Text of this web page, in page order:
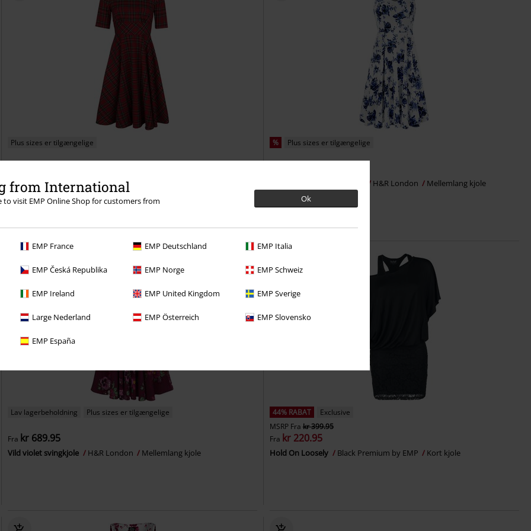
from International
to visit EMP Online Shop for customers from Ok
EMP France EMP Deutschland EMP Italia
EMP Česká Republika EMP Norge EMP Schweiz
EMP Ireland EMP United Kingdom EMP Sverige
Large Nederland EMP Österreich EMP Slovensko
EMP España
Plus sizes er tilgængelige
Irvine 50s Hell Bunny Mellemlang kjole
% Plus sizes er tilgængelige
H&R London Mellemlang kjole
Lav lagerbeholdning Plus sizes er tilgængelige
Fra kr 689.95
Vild violet svingkjole H&R London Mellemlang kjole
44% RABAT
Exclusive
MSRP Fra kr 399.95
Fra kr 220.95
Hold On Loosely Black Premium by EMP Kort kjole